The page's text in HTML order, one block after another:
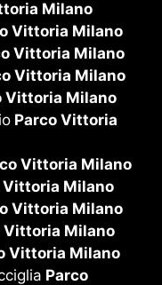
Milano
Vittoria Milano
Vittoria Milano
Vittoria Milano
Vittoria Milano
Parco Vittoria
Vittoria Milano
Vittoria Milano
Vittoria Milano
Vittoria Milano
Vittoria Milano
Parco